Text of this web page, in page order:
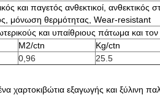
και παγετός ανθεκτικοί, ανθεκτικός
μόνωση θερμότητας, Wear-resistant
και υπαίθριους πάτωμα και τον
M2/ctn Kg/ctn
0,96 25.5
χαρτοκιβώτια εξαγωγής και ξύλινη